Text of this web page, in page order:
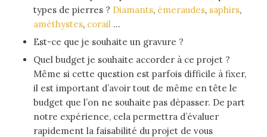
types de pierres ? Diamants, émeraudes, saphirs,
améthystes, corail …
Est-ce que je souhaite un gravure ?
Quel budget je souhaite accorder à ce projet ?
Même si cette question est parfois difficile à fixer,
il est important d’avoir tout de même en tête le
budget que l’on ne souhaite pas dépasser. De part
notre expérience, cela permettra d’évaluer
rapidement la faisabilité du projet de vous